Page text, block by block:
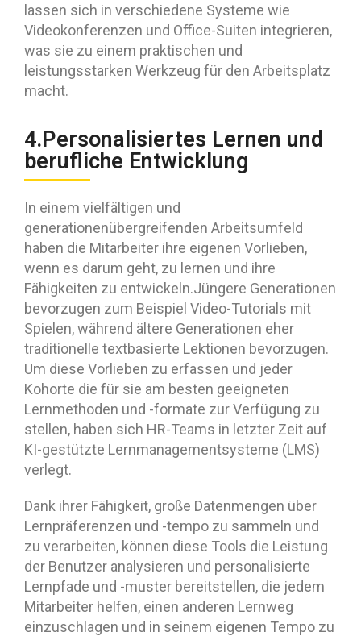
lassen sich in verschiedene Systeme wie
Videokonferenzen und Office-Suiten integrieren,
was sie zu einem praktischen und
leistungsstarken Werkzeug für den Arbeitsplatz
macht.
4.Personalisiertes Lernen und
berufliche Entwicklung
In einem vielfältigen und
generationenübergreifenden Arbeitsumfeld
haben die Mitarbeiter ihre eigenen Vorlieben,
wenn es darum geht, zu lernen und ihre
Fähigkeiten zu entwickeln.Jüngere Generationen
bevorzugen zum Beispiel Video-Tutorials mit
Spielen, während ältere Generationen eher
traditionelle textbasierte Lektionen bevorzugen.
Um diese Vorlieben zu erfassen und jeder
Kohorte die für sie am besten geeigneten
Lernmethoden und -formate zur Verfügung zu
stellen, haben sich HR-Teams in letzter Zeit auf
KI-gestützte Lernmanagementsysteme (LMS)
verlegt.
Dank ihrer Fähigkeit, große Datenmengen über
Lernpräferenzen und -tempo zu sammeln und
zu verarbeiten, können diese Tools die Leistung
der Benutzer analysieren und personalisierte
Lernpfade und -muster bereitstellen, die jedem
Mitarbeiter helfen, einen anderen Lernweg
einzuschlagen und in seinem eigenen Tempo zu